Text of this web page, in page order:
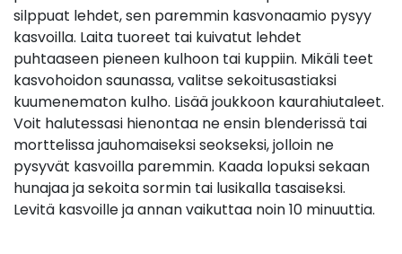
silppuat lehdet, sen paremmin kasvonaamio pysyy
kasvoilla. Laita tuoreet tai kuivatut lehdet
puhtaaseen pieneen kulhoon tai kuppiin. Mikäli teet
kasvohoidon saunassa, valitse sekoitusastiaksi
kuumenematon kulho. Lisää joukkoon kaurahiutaleet.
Voit halutessasi hienontaa ne ensin blenderissä tai
morttelissa jauhomaiseksi seokseksi, jolloin ne
pysyvät kasvoilla paremmin. Kaada lopuksi sekaan
hunajaa ja sekoita sormin tai lusikalla tasaiseksi.
Levitä kasvoille ja annan vaikuttaa noin 10 minuuttia.